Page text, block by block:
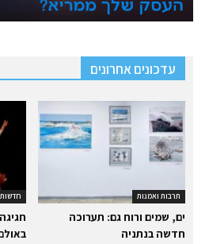
עדכונים אחרונים
תרבות ואמנות
ים, שמים ורוח גם: תערוכה
חדשה בנתניה